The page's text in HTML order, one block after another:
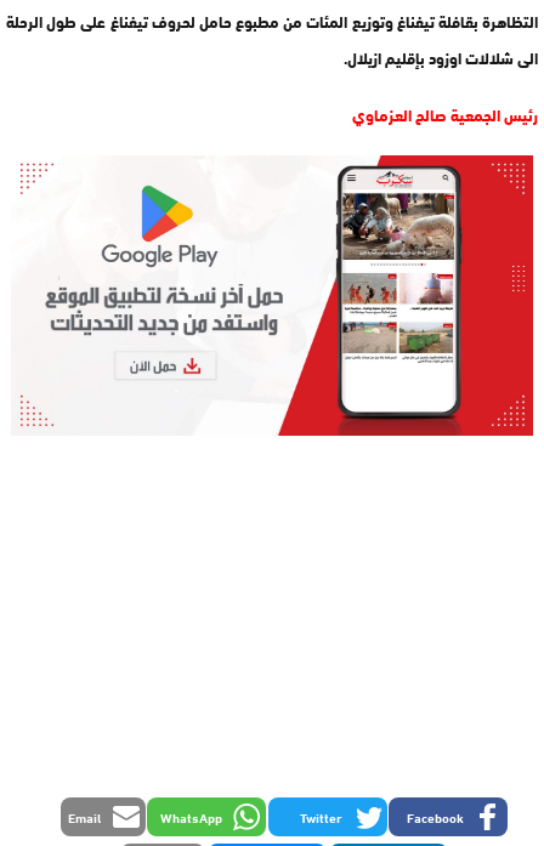
التظاهرة بقافلة تيفناغ وتوزيع المئات من مطبوع حامل لحروف تيفناغ على طول الرحلة
الى شلالات اوزود بإقليم ازيلال.
رئيس الجمعية صالح العزماوي
Facebook
Twitter
WhatsApp
Email